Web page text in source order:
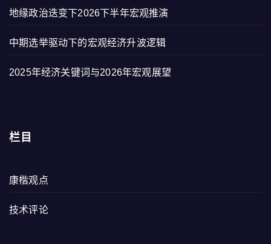
地缘政治迭变下2026下半年宏观推演
中期选举驱动下的宏观经济升波逻辑
2025年经济关键词与2026年宏观展望
栏目
康楷观点
技术评论